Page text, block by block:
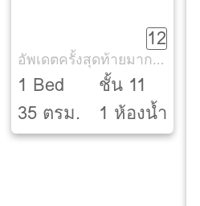
12
อัพเดตครั้งสุดท้ายมากกว่า 30 วัน
1 Bed
35 ตรม.
ชั้น 11
1 ห้องน้ำ